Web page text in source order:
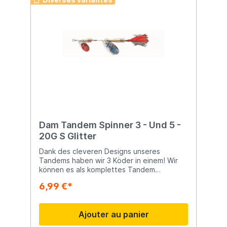
rigide avec étui
Dam Tandem Spinner 3 - Und 5 -
20G S Glitter
Dank des cleveren Designs unseres
Tandems haben wir 3 Köder in einem! Wir
können es als komplettes Tandem
für Hecht. Außerdem haben wir, wenn es
verschiedenen Größen. Der kleinere ist
ideal für Barsch und Forelle, während der
größere perfekt für das Hechtangeln ist.
6,99 €*
Ajouter au panier